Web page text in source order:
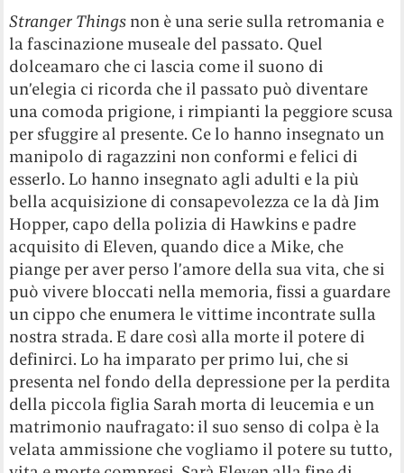
Stranger Things non è una serie sulla retromania e
la fascinazione museale del passato. Quel
dolceamaro che ci lascia come il suono di
un’elegia ci ricorda che il passato può diventare
una comoda prigione, i rimpianti la peggiore scusa
per sfuggire al presente. Ce lo hanno insegnato un
manipolo di ragazzini non conformi e felici di
esserlo. Lo hanno insegnato agli adulti e la più
bella acquisizione di consapevolezza ce la dà Jim
Hopper, capo della polizia di Hawkins e padre
acquisito di Eleven, quando dice a Mike, che
piange per aver perso l’amore della sua vita, che si
può vivere bloccati nella memoria, fissi a guardare
un cippo che enumera le vittime incontrate sulla
nostra strada. E dare così alla morte il potere di
definirci. Lo ha imparato per primo lui, che si
presenta nel fondo della depressione per la perdita
della piccola figlia Sarah morta di leucemia e un
matrimonio naufragato: il suo senso di colpa è la
velata ammissione che vogliamo il potere su tutto,